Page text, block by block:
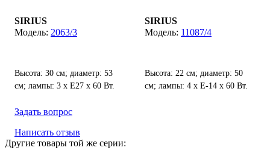
SIRIUS
2063/3
Высота: 30 см; диаметр: 53
см; лампы: 3 х Е27 х 60 Вт.
SIRIUS
11087/4
Высота: 22 см; диаметр: 50
см; лампы: 4 х Е-14 х 60 Вт.
Задать вопрос
Написать отзыв
Другие товары той же серии: